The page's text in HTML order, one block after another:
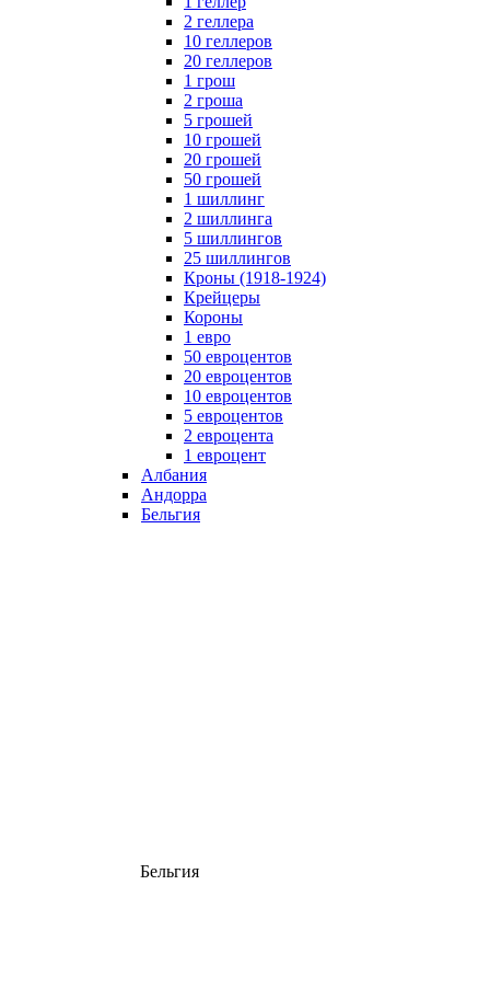
2 геллера
10 геллеров
20 геллеров
1 грош
2 гроша
5 грошей
10 грошей
20 грошей
50 грошей
1 шиллинг
2 шиллинга
5 шиллингов
25 шиллингов
Кроны (1918-1924)
Крейцеры
Короны
1 евро
50 евроцентов
20 евроцентов
10 евроцентов
5 евроцентов
2 евроцента
1 евроцент
Албания
Андорра
Бельгия
Бельгия